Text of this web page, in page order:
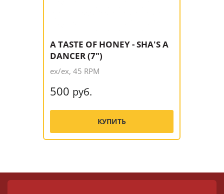
A TASTE OF HONEY - SHA'S A
DANCER (7")
ex/ex, 45 RPM
500 руб.
КУПИТЬ